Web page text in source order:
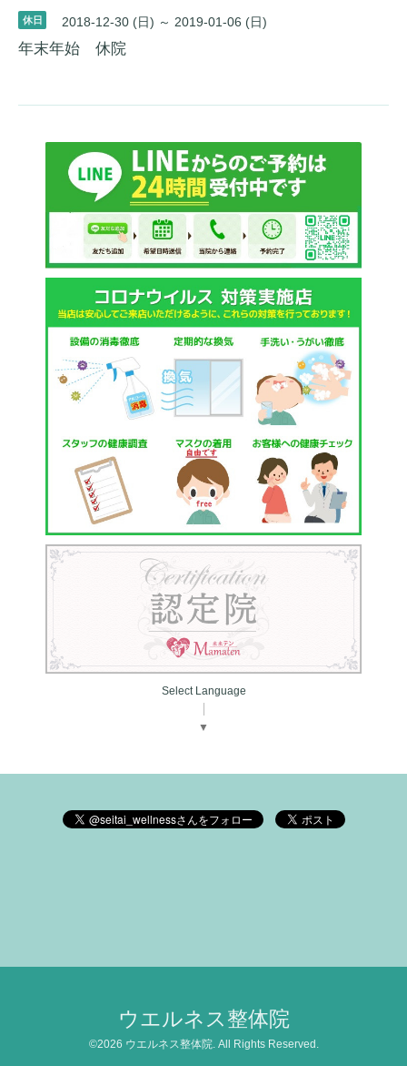
休日 2018-12-30 (日) ～ 2019-01-06 (日)
年末年始 休院
Select Language
▼
ウエルネス整体院
©2026 ウエルネス整体院. All Rights Reserved.